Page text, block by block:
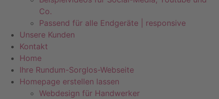
Co.
Passend für alle Endgeräte | responsive
Unsere Kunden
Kontakt
Home
Ihre Rundum-Sorglos-Webseite
Homepage erstellen lassen
Webdesign für Handwerker